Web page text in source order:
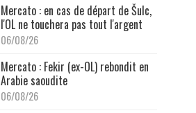
Mercato : en cas de départ de Šulc,
l'OL ne touchera pas tout l'argent
06/08/26
Mercato : Fekir (ex-OL) rebondit en
Arabie saoudite
06/08/26